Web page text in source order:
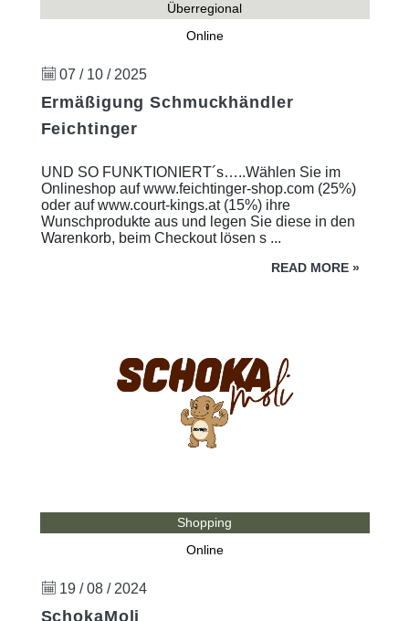
Überregional
Online
07 / 10 / 2025
Ermäßigung Schmuckhändler
Feichtinger
UND SO FUNKTIONIERT´s…..Wählen Sie im
Onlineshop auf www.feichtinger-shop.com (25%)
oder auf www.court-kings.at (15%) ihre
Wunschprodukte aus und legen Sie diese in den
Warenkorb, beim Checkout lösen s ...
READ MORE »
Shopping
Online
19 / 08 / 2024
SchokaMoli